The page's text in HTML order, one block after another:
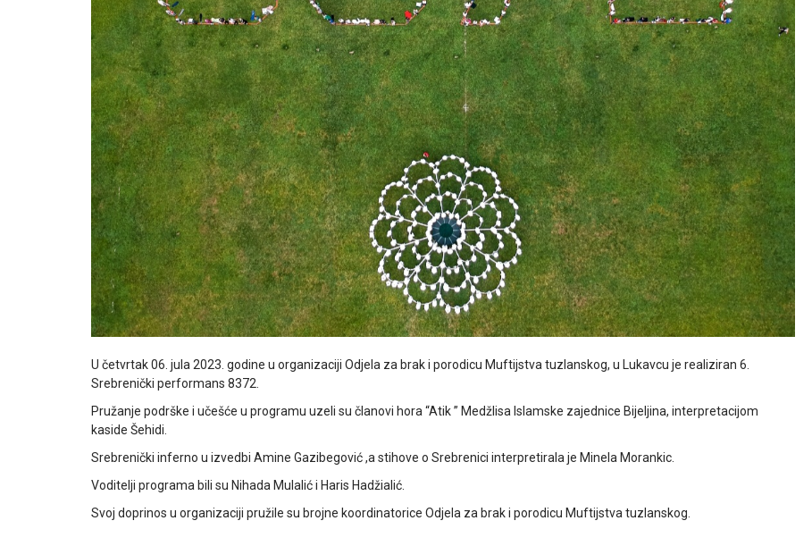
U četvrtak 06. jula 2023. godine u organizaciji Odjela za brak i porodicu Muftijstva tuzlanskog, u Lukavcu je realiziran 6.
Srebrenički performans 8372.
Pružanje podrške i učešće u programu uzeli su članovi hora “Atik ” Medžlisa Islamske zajednice Bijeljina, interpretacijom
kaside Šehidi.
Srebrenički inferno u izvedbi Amine Gazibegović ,a stihove o Srebrenici interpretirala je Minela Morankic.
Voditelji programa bili su Nihada Mulalić i Haris Hadžialić.
Svoj doprinos u organizaciji pružile su brojne koordinatorice Odjela za brak i porodicu Muftijstva tuzlanskog.